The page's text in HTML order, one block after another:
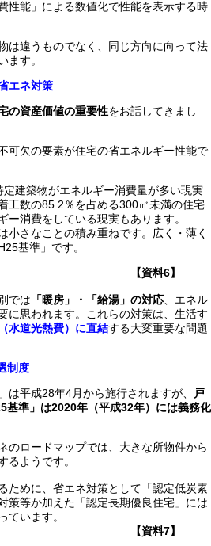
性能」による数値化で性能を表示する時
は違うものでなく、同じ方向に向って法
ます。
エネ対策
の資産価値の重要性をお話してきまし
可欠の要素が住宅の省エネルギー性能で
建築物がエネルギー消費量が多い現実
工数の85.2％を占める300㎡未満の住宅
ー消費をしている現実もあります。
さなことの積み重ねです。広く・薄く
基準」です。
6】
では 「暖房」・「給湯」の対応 、エネル
に思われます。これらの対策は、生活す
水道光熱費）に直結する大変重要な問題
制度
平成28年4月から施行されますが、
戸
基準」は2020年（平成32年）には義務化
のロードマップでは、大きな所物件から
るようです。
ために、省エネ対策として「認定低炭素
策等か加えた「認定長期優良住宅」には
ています。
7】